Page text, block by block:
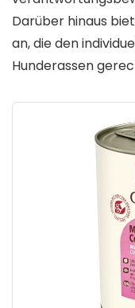
Darüber hinaus
an, die den
Hunderassen